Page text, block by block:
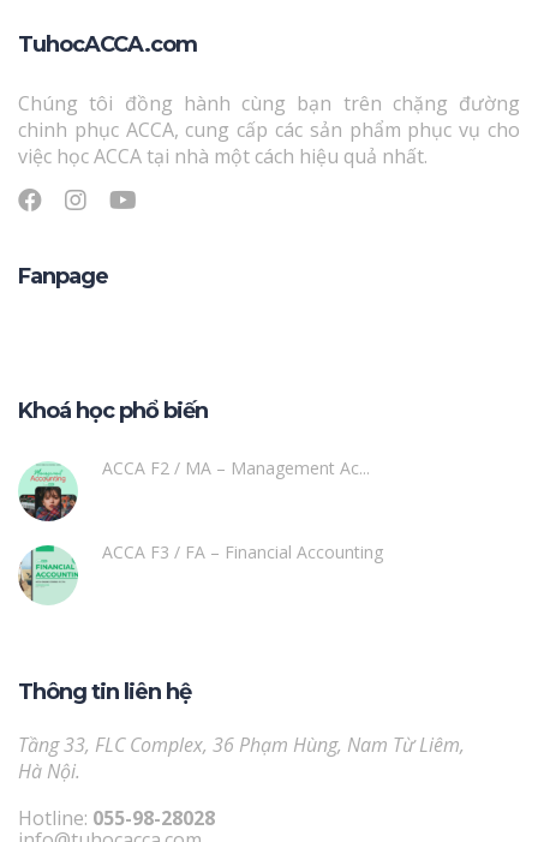
TuhocACCA.com
Chúng tôi đồng hành cùng bạn trên chặng đường
chinh phục ACCA, cung cấp các sản phẩm phục vụ cho
việc học ACCA tại nhà một cách hiệu quả nhất.
Fanpage
Khoá học phổ biến
ACCA F2 / MA – Management Ac...
ACCA F3 / FA – Financial Accounting
Thông tin liên hệ
Tầng 33, FLC Complex, 36 Phạm Hùng, Nam Từ Liêm,
Hà Nội.
Hotline: 055-98-28028